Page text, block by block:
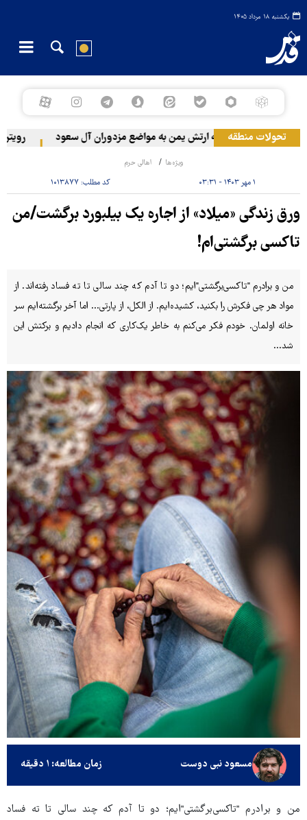
یکشنبه ۱۸ مرداد ۱۴۰۵
تحولات منطقهحمله ارتش یمن به مواضع مزدوران آل سعود رویترز: عربستان ۸۶ درصد از
ویژه‌ها اهالی حرم
۱ مهر ۱۴۰۳ - ۰۳:۳۱ کد مطلب:۱۰۱۳۸۷۷
ورق زندگی «میلاد» از اجاره یک بیلبورد برگشت/من
تاکسی برگشتی‌ام!
من و برادرم "تاکسی‌برگشتی"‌ایم؛ دو تا آدم که چند سالی تا ته فساد رفته‌اند. از
مواد هر چی فکرش را بکنید، کشیده‌ایم. از الکل، از پارتی... اما آخر برگشته‌ایم سر
خانه اولمان. خودم فکر می‌کنم به خاطر یک‌کاری که انجام دادیم و برکتش این
شد...
مسعود نبی دوست زمان مطالعه: ۱ دقیقه
من و برادرم "تاکسی‌برگشتی"‌ایم؛ دو تا آدم که چند سالی تا ته فساد